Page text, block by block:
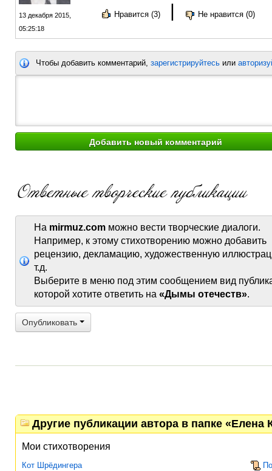
13 декабря 2015,
05:25:18
Нравится (3) | Не нравится (0)
Чтобы добавить комментарий, зарегистрируйтесь или
На mirmuz.com можно вести творческие диалоги.
Например, к этому стихотворению можно добавить
рецензию, декламацию, художественную
т.д.
Выберите в меню под этим сообщением вид
которой хотите ответить на «Дымы отечеств».
Опубликовать
Другие публикации автора в папке «Елена
Мои стихотворения
Кот Шрёдингера